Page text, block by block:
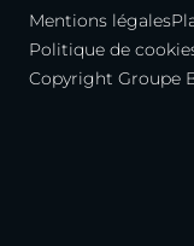
Mentions légales
Politique de
Copyright Groupe